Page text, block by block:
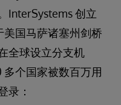
InterSystems 创立
美国马萨诸塞州剑桥
全球设立分支机
个国家被数百万用
录：